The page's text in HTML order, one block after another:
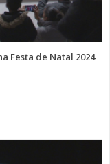
Festa de Natal 2024